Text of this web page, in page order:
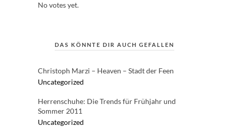
No votes yet.
DAS KÖNNTE DIR AUCH GEFALLEN
Christoph Marzi – Heaven – Stadt der Feen
Uncategorized
Herrenschuhe: Die Trends für Frühjahr und
Sommer 2011
Uncategorized